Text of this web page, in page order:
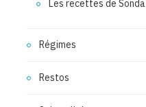
Les recettes de Sonda
Régimes
Restos